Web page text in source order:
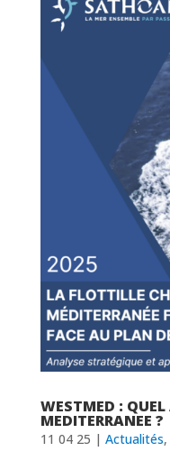
WESTMED :
MEDITERRANEE ?
11 04 25 | Actualités,